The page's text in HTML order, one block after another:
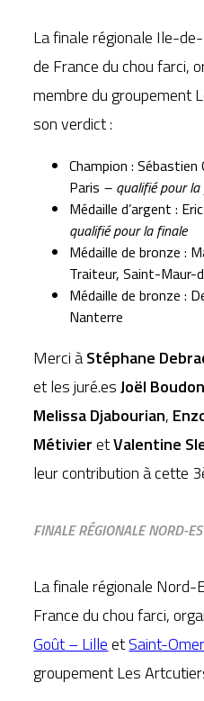
La finale régionale Ile-
de France du chou farci,
membre du groupement
son verdict :
Champion : Sébastien
Paris – qualifié pour la
Médaille d’argent :
qualifié pour la finale
Médaille de bronze :
Traiteur, Saint-Maur-
Médaille de bronze :
Nanterre
Merci àStéphane
et les juré.esJoël Boudon
Melissa Djabourian,
MétivieretValentine
leur contribution à cette
FINALE RÉGIONALE NORD-
La finale régionale Nord-
France du chou farci,
Goût – LilleetSaint-Omer
groupement Les